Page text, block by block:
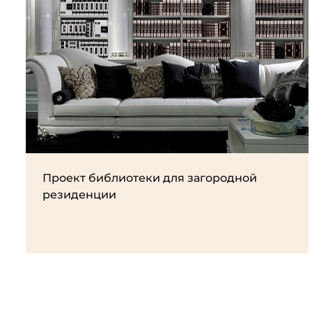
Проект библиотеки для загородной
резиденции